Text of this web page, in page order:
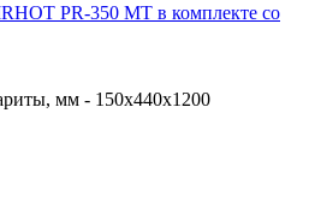
PR-350 MT в комплекте со
мм - 150х440х1200